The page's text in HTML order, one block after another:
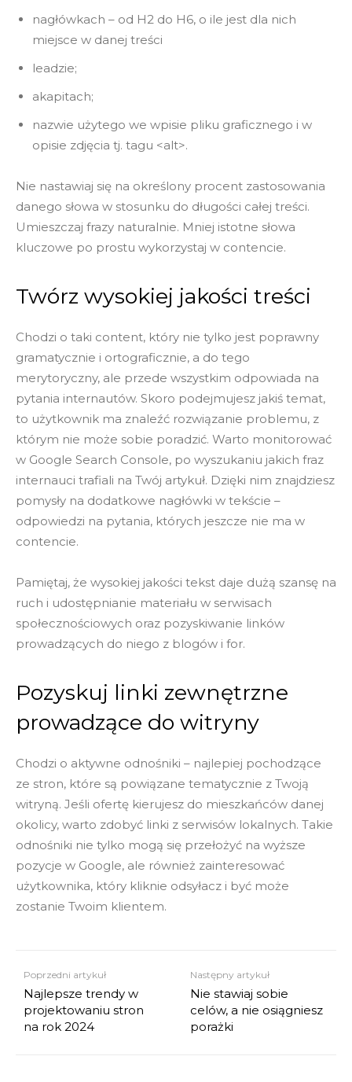
nagłówkach – od H2 do H6, o ile jest dla nich
miejsce w danej treści
leadzie;
akapitach;
nazwie użytego we wpisie pliku graficznego i w
opisie zdjęcia tj. tagu <alt>.
Nie nastawiaj się na określony procent zastosowania
danego słowa w stosunku do długości całej treści.
Umieszczaj frazy naturalnie. Mniej istotne słowa
kluczowe po prostu wykorzystaj w contencie.
Twórz wysokiej jakości treści
Chodzi o taki content, który nie tylko jest poprawny
gramatycznie i ortograficznie, a do tego
merytoryczny, ale przede wszystkim odpowiada na
pytania internautów. Skoro podejmujesz jakiś temat,
to użytkownik ma znaleźć rozwiązanie problemu, z
którym nie może sobie poradzić. Warto monitorować
w Google Search Console, po wyszukaniu jakich fraz
internauci trafiali na Twój artykuł. Dzięki nim znajdziesz
pomysły na dodatkowe nagłówki w tekście –
odpowiedzi na pytania, których jeszcze nie ma w
contencie.
Pamiętaj, że wysokiej jakości tekst daje dużą szansę na
ruch i udostępnianie materiału w serwisach
społecznościowych oraz pozyskiwanie linków
prowadzących do niego z blogów i for.
Pozyskuj linki zewnętrzne
prowadzące do witryny
Chodzi o aktywne odnośniki – najlepiej pochodzące
ze stron, które są powiązane tematycznie z Twoją
witryną. Jeśli ofertę kierujesz do mieszkańców danej
okolicy, warto zdobyć linki z serwisów lokalnych. Takie
odnośniki nie tylko mogą się przełożyć na wyższe
pozycje w Google, ale również zainteresować
użytkownika, który kliknie odsyłacz i być może
zostanie Twoim klientem.
Poprzedni artykuł
Najlepsze trendy w
projektowaniu stron
na rok 2024
Następny artykuł
Nie stawiaj sobie
celów, a nie osiągniesz
porażki